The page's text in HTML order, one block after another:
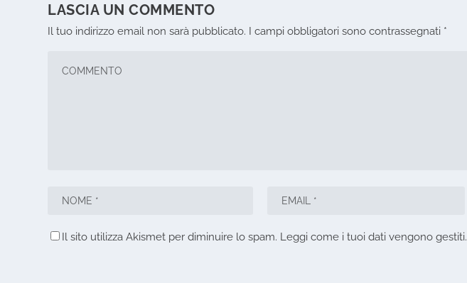
LASCIA UN COMMENTO
Il tuo indirizzo email non sarà pubblicato. I campi obbligatori sono contrassegnati *
Il sito utilizza Akismet per diminuire lo spam. Leggi come i tuoi dati vengono gestiti.